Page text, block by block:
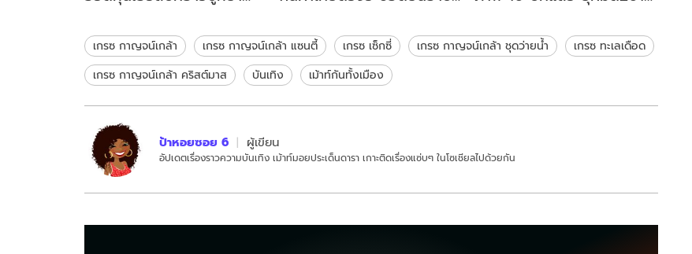
เกรซ กาญจน์เกล้า เกรซ กาญจน์เกล้า แซนตี้ เกรซ เซ็กซี่ เกรซ กาญจน์เกล้า ชุดว่ายน้ำ
เกรซ ทะเลเดือด
เกรซ กาญจน์เกล้า คริสต์มาส
บันเทิง เม้าท์กันทั้งเมือง
ป้าหอยซอย 6 ผู้เขียน
อัปเดตเรื่องราวความบันเทิง เม้าท์มอยประเด็นดารา เกาะติดเรื่องแซ่บๆ ในโซเชียลไปด้วยกัน